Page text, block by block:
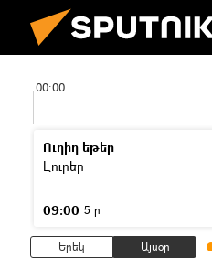
00:00
Ուղիղ եթեր
Լուրեր
09:00 5 ր
Երեկ Այսօր